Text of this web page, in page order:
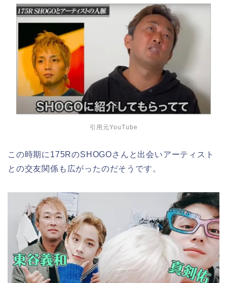
引用元YouTube
この時期に175RのSHOGOさんと出会いアーティスト
との交友関係も広がったのだそうです。